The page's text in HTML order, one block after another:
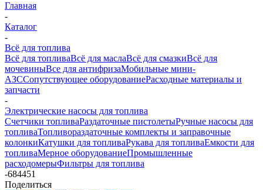
Главная
-
Каталог
-
Всё для топлива
Всё для топливаВсё для маслаВсё для смазкиВсё для
мочевиныВсе для антифризаМобильные мини-
АЗССопутствующее оборудованиеРасходные материалы и
запчасти
-
Электрические насосы для топлива
Счетчики топливаРаздаточные пистолетыРучные насосы для
топливаТопливораздаточные комплекты и заправочные
колонкиКатушки для топливаРукава для топливаЕмкости для
топливаМерное оборудованиеПромышленные
расходомерыФильтры для топлива
-684451
Поделиться